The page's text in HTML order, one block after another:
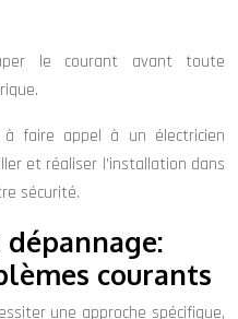
le courant avant toute
faire appel à un électricien
et réaliser l’installation dans
sécurité.
courants
une approche spécifique,